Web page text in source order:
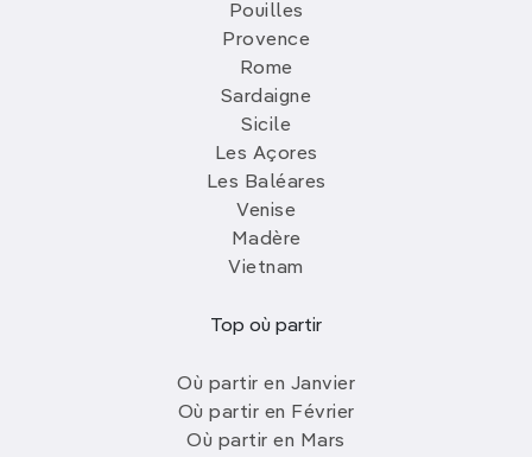
Pouilles
Provence
Rome
Sardaigne
Sicile
Les Açores
Les Baléares
Venise
Madère
Vietnam
Top où partir
Où partir en Janvier
Où partir en Février
Où partir en Mars